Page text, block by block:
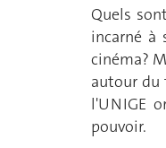
Quels
incarné à
cinéma?
autour du
l'UNIGE
pouvoir.